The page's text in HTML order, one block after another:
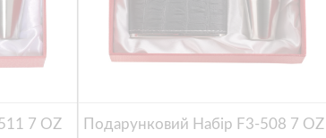
7 OZ Подарунковий Набір F3-508 7 OZ